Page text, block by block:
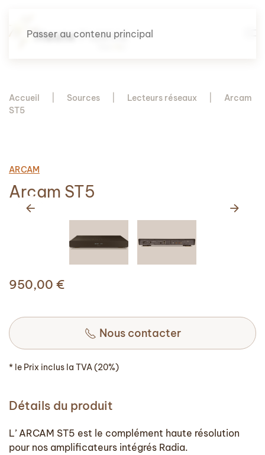
Passer au contenu principal
Accueil Sources Lecteurs réseaux
Arcam
ST5
ARCAM
Arcam ST5
950,00 €
Nous contacter
* le Prix inclus la TVA (20%)
Détails du produit
L’ ARCAM ST5 est le complément haute résolution
pour nos amplificateurs intégrés Radia.